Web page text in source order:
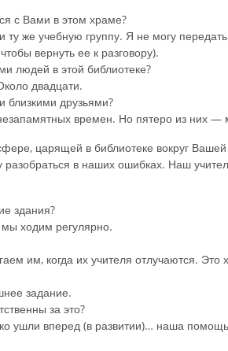
с Вами в этом храме?
же учебную группу. Я не могу передать
вернуть ее к разговору).
людей в этой библиотеке?
двадцати.
друзьями?
времен. Но пятеро из них —
царящей в библиотеке вокруг Вашей
в наших ошибках. Наш
здания?
ходим регулярно.
им, когда их учителя отлучаются. Это
задание.
за это?
ушли вперед (в развитии)… наша